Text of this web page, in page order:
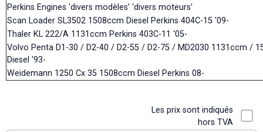
Perkins Engines 'divers modèles' 'divers moteurs'
Scan Loader SL3502 1508ccm Diesel Perkins 404C-15 '09-
Thaler KL 222/A 1131ccm Perkins 403C-11 '05-
Volvo Penta D1-30 / D2-40 / D2-55 / D2-75 / MD2030 1131ccm /
Diesel '93-
Weidemann 1250 Cx 35 1508ccm Diesel Perkins 08-
Les prix sont indiqués
hors TVA